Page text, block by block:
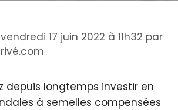
17 juin 2022 à 11h32 par
depuis longtemps investir en
à semelles compensées